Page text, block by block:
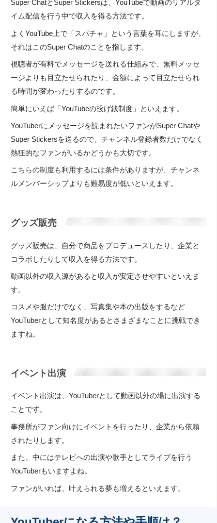
Super ChatとSuper Stickersは、YouTubeで動画のリアルタ
イム配信を行う中で収入を得る方法です。
よくYouTube上で「スパチャ」という言葉を耳にしますが、
それはこのSuper Chatのことを指します。
視聴者が有料でメッセージを送れる仕組みで、無料メッセ
ージよりも目立たせられたり、金額によって目立たせられ
る時間が変わったりするのです。
簡単にいえば「YouTubeの投げ銭制度」といえます。
YouTuberにメッセージを読まれたいファンがSuper Chatや
Super Stickersを送るので、チャンネル登録者数だけでなく
熱狂的なファンがいるかどうかも大切です。
こちらの制度も利用するには条件がありますが、チャンネ
ルメンバーシップよりも難易度が低いといえます。
グッズ販売
グッズ販売は、自分で商品をプロデュースしたり、企業と
コラボしたりして収入を得る方法です。
動画以外の収入源があると収入が安定させやすいといえま
す。
コスメや服だけでなく、写真集や本の出版をするなど
YouTuberとして知名度があるとさまざまなことに挑戦でき
ますね。
イベント出演
イベント出演は、YouTuberとして動画以外の場に出演する
ことです。
事務所がファン向けにイベントを行ったり、企業から依頼
されたりします。
また、中にはテレビへの出演や歌手としてライブを行う
YouTuberもいますよね。
ファンがいれば、叶えられる夢も増えるといえます。